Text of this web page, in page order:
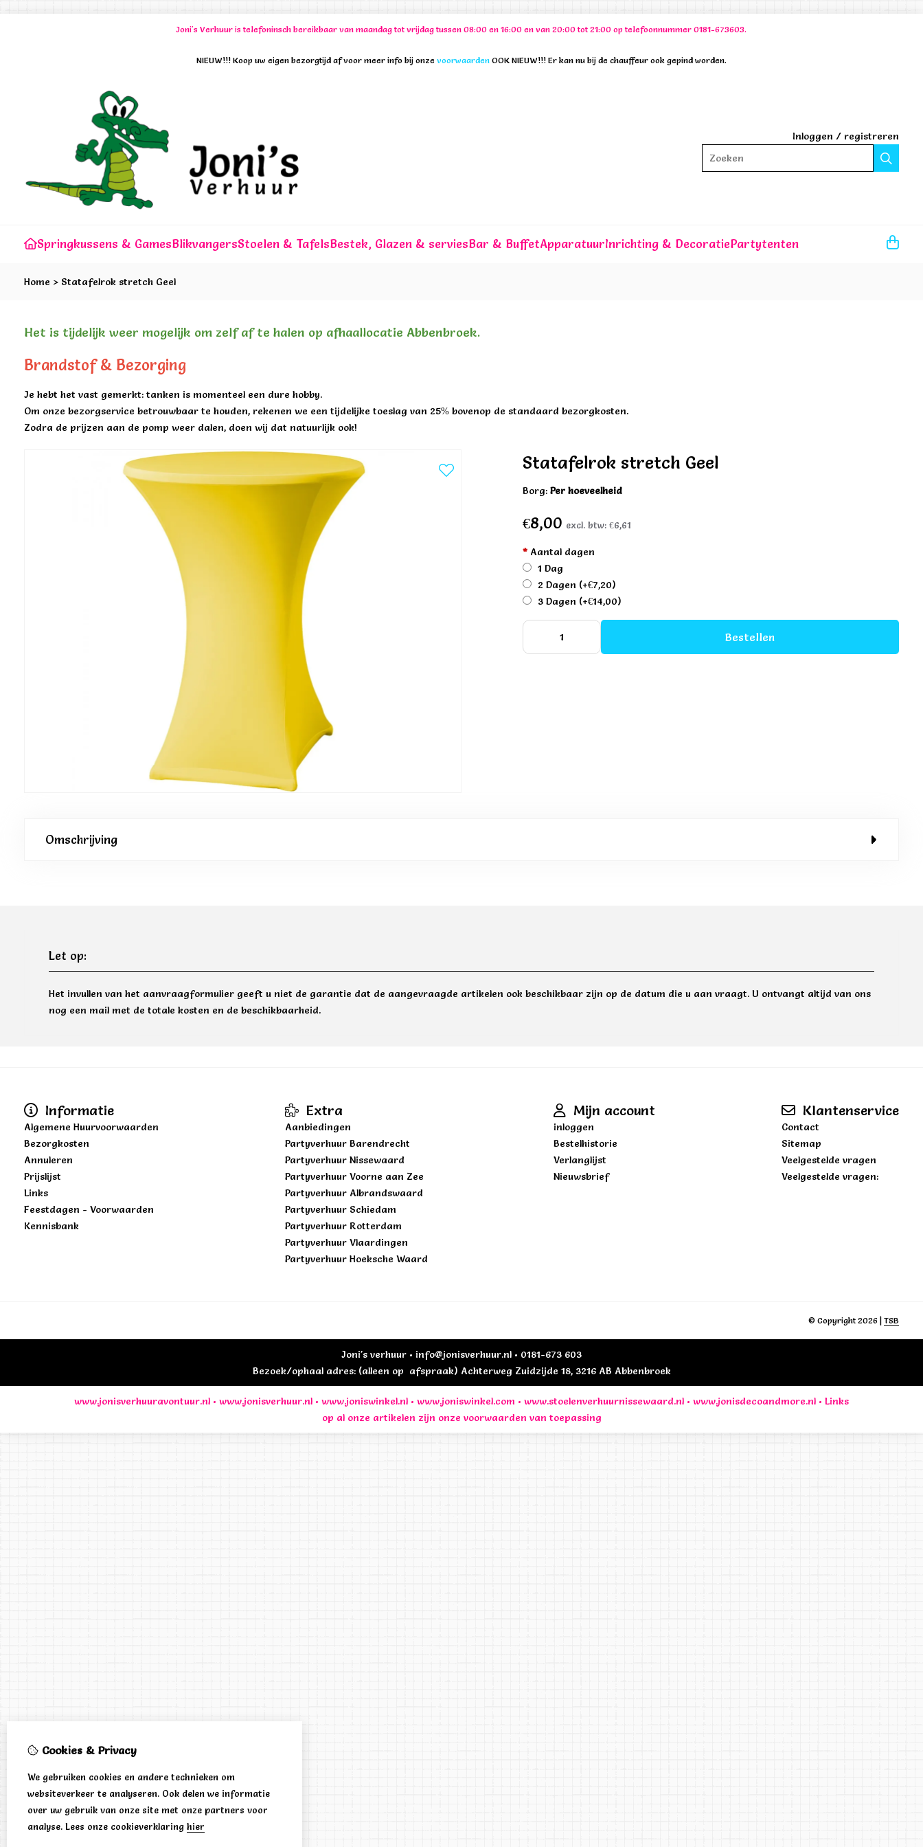
Joni's Verhuur is telefoninsch bereikbaar van maandag tot vrijdag tussen 08:00 en 16:00 en van 20:00 tot 21:00 op telefoonnummer 0181-673603.
NIEUW!!! Koop uw eigen bezorgtijd af voor meer info bij onze voorwaarden OOK NIEUW!!! Er kan nu bij de chauffeur ook gepind worden.
Inloggen / registreren
Zoeken
Springkussens & GamesBlikvangersStoelen & TafelsBestek, Glazen & serviesBar & BuffetApparatuurInrichting & DecoratiePartytenten
Home > Statafelrok stretch Geel
Het is tijdelijk weer mogelijk om zelf af te halen op afhaallocatie Abbenbroek.
Brandstof & Bezorging
Je hebt het vast gemerkt: tanken is momenteel een dure hobby.
Om onze bezorgservice betrouwbaar te houden, rekenen we een tijdelijke toeslag van 25% bovenop de standaard bezorgkosten.
Zodra de prijzen aan de pomp weer dalen, doen wij dat natuurlijk ook!
Statafelrok stretch Geel
Borg:Per hoeveelheid
€8,00 excl. btw:€6,61
* Aantal dagen
1 Dag
2 Dagen (+€7,20)
3 Dagen (+€14,00)
Bestellen
Omschrijving
Let op:
Het invullen van het aanvraagformulier geeft u niet de garantie dat de aangevraagde artikelen ook beschikbaar zijn op de datum die u aan vraagt. U ontvangt altijd van ons
nog een mail met de totale kosten en de beschikbaarheid.
Informatie
Algemene Huurvoorwaarden
Bezorgkosten
Annuleren
Prijslijst
Links
Feestdagen - Voorwaarden
Kennisbank
Extra
Aanbiedingen
Partyverhuur Barendrecht
Partyverhuur Nissewaard
Partyverhuur Voorne aan Zee
Partyverhuur Albrandswaard
Partyverhuur Schiedam
Partyverhuur Rotterdam
Partyverhuur Vlaardingen
Partyverhuur Hoeksche Waard
Mijn account
inloggen
Bestelhistorie
Verlanglijst
Nieuwsbrief
Klantenservice
Contact
Sitemap
Veelgestelde vragen
Veelgestelde vragen:
© Copyright 2026 | TSB
Joni's verhuur • info@jonisverhuur.nl • 0181-673 603
Bezoek/ophaal adres: (alleen op afspraak) Achterweg Zuidzijde 18, 3216 AB Abbenbroek
www.jonisverhuuravontuur.nl • www.jonisverhuur.nl • www.joniswinkel.nl • www.joniswinkel.com • www.stoelenverhuurnissewaard.nl • www.jonisdecoandmore.nl • Links
op al onze artikelen zijn onze voorwaarden van toepassing
Cookies & Privacy
We gebruiken cookies en andere technieken om
websiteverkeer te analyseren. Ook delen we informatie
over uw gebruik van onze site met onze partners voor
analyse. Lees onze cookieverklaring hier